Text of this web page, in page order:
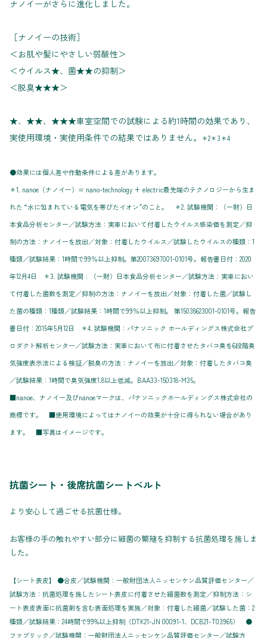
ナノイーがさらに進化しました。
［ナノイーの技術］
＜お肌や髪にやさしい弱酸性＞
＜ウイルス★、菌★★の抑制＞
＜脱臭★★★＞
★、★★、★★★車室空間での試験による約1時間の効果であり、
実使用環境・実使用条件での結果ではありません。
＊2＊3＊4
●効果には個人差や作動条件による差があります。
＊1. nanoe（ナノイー）= nano-technology + electric最先端のテクノロジーから生ま
れた “水に包まれている電気を帯びたイオン”のこと。 ＊2. 試験機関：（一財）日
本食品分析センター／試験方法：実車において付着したウイルス感染価を測定／抑
制の方法：ナノイーを放出／対象：付着したウイルス／試験したウイルスの種類：1
種類／試験結果：1時間で99％以上抑制。第20073697001-0101号。報告書日付：2020
年12月4日 ＊3. 試験機関：（一財）日本食品分析センター／試験方法：実車におい
て付着した菌数を測定／抑制の方法：ナノイーを放出／対象：付着した菌／試験し
た菌の種類：1種類／試験結果：1時間で99％以上抑制。 第15038623001-0101号。報告
書日付：2015年5月12日 ＊4. 試験機関：パナソニック ホールディングス株式会社プ
ロダクト解析センター／試験方法：実車において布に付着させたタバコ臭を6段階臭
気強度表示法による検証／脱臭の方法：ナノイーを放出／対象：付着したタバコ臭
／試験結果：1時間で臭気強度1.8以上低減。BAA33-150318-M35。
■nanoe、ナノイー及びnanoeマークは、パナソニックホールディングス株式会社の
商標です。 ■使用環境によってはナノイーの効果が十分に得られない場合があり
ます。 ■写真はイメージです。
抗菌シート・後席抗菌シートベルト
より安心して過ごせる抗菌仕様。
お客様の手の触れやすい部分に細菌の繁殖を抑制する抗菌処理を施しま
した。
【シート表皮】 ●合皮／試験機関：一般財団法人ニッセンケン品質評価センター／
試験方法：抗菌処理を施したシート表皮に付着させた細菌数を測定／抑制方法：シ
ート表皮表面に抗菌剤を含む表面処理を実施／対象：付着した細菌／試験した菌：2
種類／試験結果：24時間で99%以上抑制（DTK21-JN 00091-1、DCB21-T03965） ●
ファブリック／試験機関：一般財団法人ニッセンケン品質評価センター／試験方